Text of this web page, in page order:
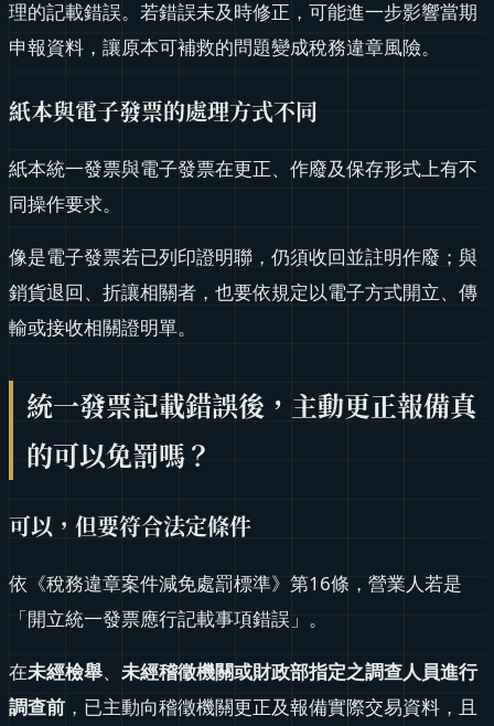
理的記載錯誤。若錯誤未及時修正，可能進一步影響當期
申報資料，讓原本可補救的問題變成稅務違章風險。
紙本與電子發票的處理方式不同
紙本統一發票與電子發票在更正、作廢及保存形式上有不
同操作要求。
像是電子發票若已列印證明聯，仍須收回並註明作廢；與
銷貨退回、折讓相關者，也要依規定以電子方式開立、傳
輸或接收相關證明單。
統一發票記載錯誤後，主動更正報備真
的可以免罰嗎？
可以，但要符合法定條件
依《稅務違章案件減免處罰標準》第16條，營業人若是
「開立統一發票應行記載事項錯誤」。
在未經檢舉、 未經稽徵機關或財政部指定之調查人員進行
調查前 ，已主動向稽徵機關更正及報備實際交易資料，且